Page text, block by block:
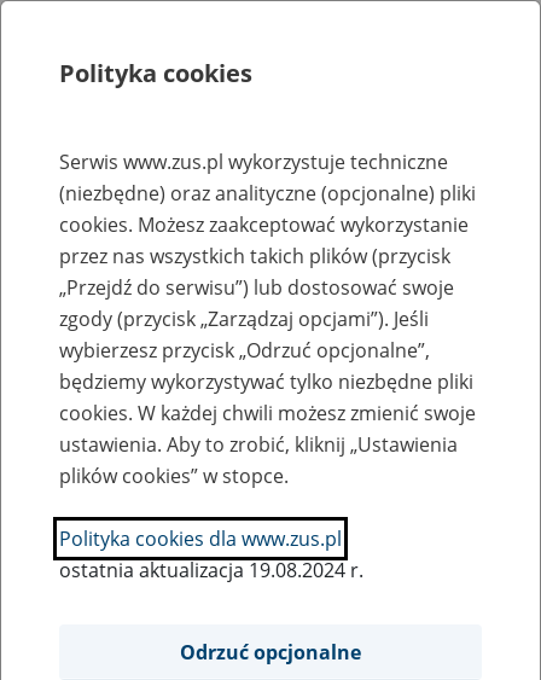
Rejestry, ewidencje i archiwa
Baza zlikwidowanych lub
przekształconych zakładów pracy
Nazwa zakładu pracy:
SZUKAJ
Polityka cookies
Serwis www.zus.pl wykorzystuje techniczne
(niezbędne) oraz analityczne (opcjonalne) pliki
cookies. Możesz zaakceptować wykorzystanie
przez nas wszystkich takich plików (przycisk
„Przejdź do serwisu”) lub dostosować swoje
zgody (przycisk „Zarządzaj opcjami”). Jeśli
wybierzesz przycisk „Odrzuć opcjonalne”,
będziemy wykorzystywać tylko niezbędne pliki
cookies. W każdej chwili możesz zmienić swoje
ustawienia. Aby to zrobić, kliknij „Ustawienia
plików cookies” w stopce.
Polityka cookies dla www.zus.pl
ostatnia aktualizacja 19.08.2024 r.
Odrzuć opcjonalne